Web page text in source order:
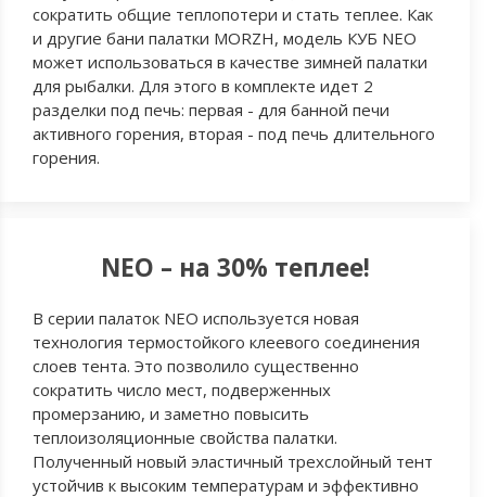
сократить общие теплопотери и стать теплее. Как
и другие бани палатки MORZH, модель КУБ NEO
может использоваться в качестве зимней палатки
для рыбалки. Для этого в комплекте идет 2
разделки под печь: первая - для банной печи
активного горения, вторая - под печь длительного
горения.
NEO – на 30% теплее!
В серии палаток NEO используется новая
технология термостойкого клеевого соединения
слоев тента. Это позволило существенно
сократить число мест, подверженных
промерзанию, и заметно повысить
теплоизоляционные свойства палатки.
Полученный новый эластичный трехслойный тент
устойчив к высоким температурам и эффективно